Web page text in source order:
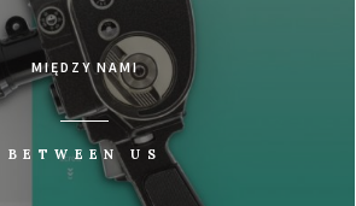
MIĘDZY NAMI
BETWEEN US